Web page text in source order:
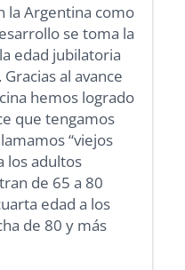
la Argentina como
se toma la
edad jubilatoria
al avance
hemos logrado
que tengamos
“viejos
los adultos
de 65 a 80
edad a los
de 80 y más